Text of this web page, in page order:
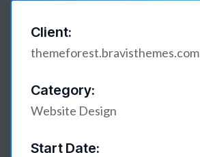
Client:
themeforest.bravisthemes.com
Category:
Website Design
Start Date: